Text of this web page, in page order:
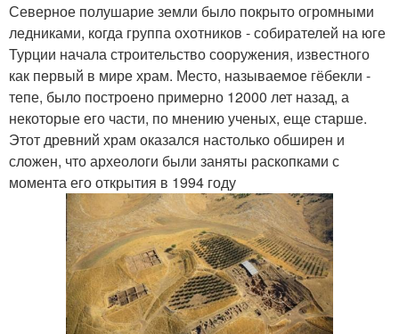
Северное полушарие земли было покрыто огромными
ледниками, когда группа охотников - собирателей на юге
Турции начала строительство сооружения, известного
как первый в мире храм. Место, называемое гёбекли -
тепе, было построено примерно 12000 лет назад, а
некоторые его части, по мнению ученых, еще старше.
Этот древний храм оказался настолько обширен и
сложен, что археологи были заняты раскопками с
момента его открытия в 1994 году